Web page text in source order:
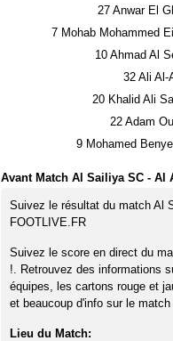
27Anwar El
7Mohab Mohammed
10Ahmad Al
32Ali Al-
20Khalid Ali
22Adam
9Mohamed
Avant Match Al Sailiya SC - Al
Suivez le résultat du match Al
FOOTLIVE.FR
Suivez le score en direct du
!. Retrouvez des informations
équipes, les cartons rouge et
et beaucoup d'info sur le match
Lieu du Match: